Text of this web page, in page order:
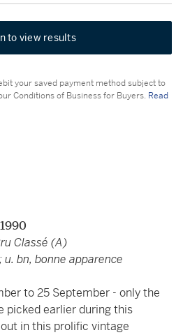
to view results
your saved payment method subject to
Conditions of Business for Buyers. Read
Classé (A)
bn, bonne apparence
to 25 September - only the
picked earlier during this
in this prolific vintage